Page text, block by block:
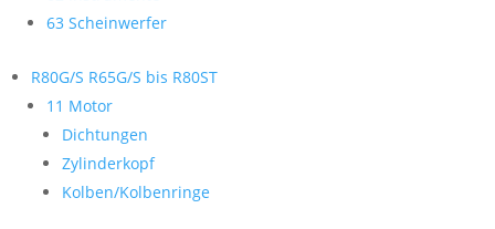
63 Scheinwerfer
R80G/S R65G/S bis R80ST
11 Motor
Dichtungen
Zylinderkopf
Kolben/Kolbenringe